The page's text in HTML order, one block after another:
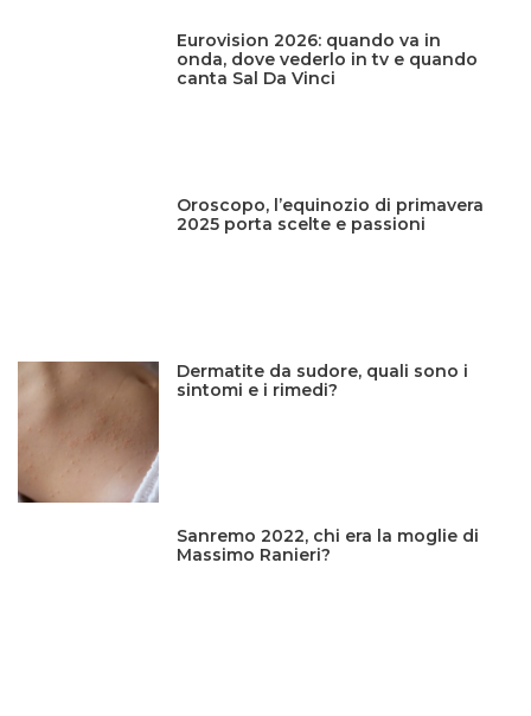
Eurovision 2026: quando va in
onda, dove vederlo in tv e quando
canta Sal Da Vinci
Oroscopo, l’equinozio di primavera
2025 porta scelte e passioni
Dermatite da sudore, quali sono i
sintomi e i rimedi?
Sanremo 2022, chi era la moglie di
Massimo Ranieri?